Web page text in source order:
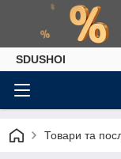
SDUSHOI
Товари та